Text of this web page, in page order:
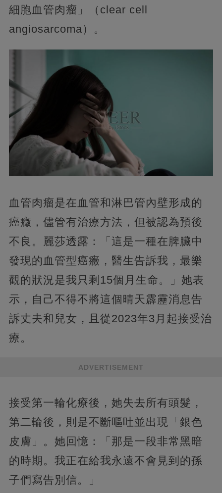
細胞血管肉瘤」（clear cell
angiosarcoma）。
血管肉瘤是在血管和淋巴管內壁形成的
癌癥，儘管有治療方法，但被認為預後
不良。麗莎透露：「這是一種在脾臟中
發現的血管型癌癥​​，醫生告訴我，最樂
觀的狀況是我只剩15個月生命。」她表
示，自己不得不將這個晴天霹靂消息告
訴丈夫和兒女，且從2023年3月起接受治
療。
ADVERTISEMENT
接受第一輪化療後，她失去所有頭髮，
第二輪後，則是不斷嘔吐並出現「銀色
皮膚」。她回憶：「那是一段非常黑暗
的時期。我正在給我永遠不會見到的孫
子們寫告別信。」